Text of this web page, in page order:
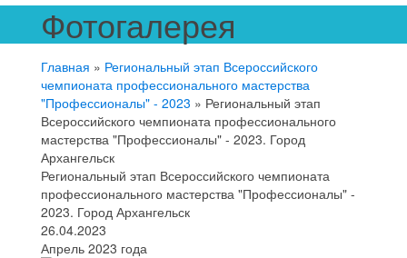
Фотогалерея
Главная » Региональный этап Всероссийского
чемпионата профессионального мастерства
"Профессионалы" - 2023 » Региональный этап
Всероссийского чемпионата профессионального
мастерства "Профессионалы" - 2023. Город
Архангельск
Региональный этап Всероссийского чемпионата
профессионального мастерства "Профессионалы" -
2023. Город Архангельск
26.04.2023
Апрель 2023 года